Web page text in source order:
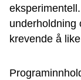
krevende å